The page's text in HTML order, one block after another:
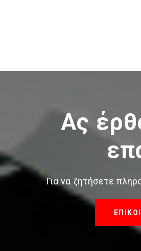
Ας
Για να ζητήσετε